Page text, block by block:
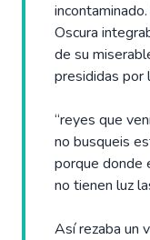
Oscura
de su
presididas por
“reyes que
no busqueis
porque donde
no tienen luz
Así rezaba un